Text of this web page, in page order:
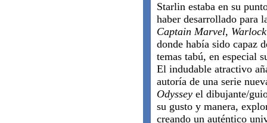
Starlin estaba en su
haber desarrollado para
Captain Marvel, Warlock
donde había sido capaz
temas tabú, en especial
El indudable atractivo
autoría de una serie
Odyssey el dibujante/
su gusto y manera,
creando un auténtico